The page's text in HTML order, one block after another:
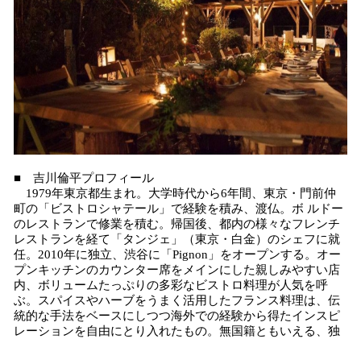
■ 吉川倫平プロフィール
1979年東京都生まれ。大学時代から6年間、東京・門前仲
町の「ビストロシャテール」で経験を積み、渡仏。ボ ルドー
のレストランで修業を積む。帰国後、都内の様々なフレンチ
レストランを経て「タンジェ」（東京・白金）のシェフに就
任。2010年に独立、渋谷に「Pignon」をオープンする。オー
プンキッチンのカウンター席をメインにした親しみやすい店
内、ボリュームたっぷりの多彩なビストロ料理が人気を呼
ぶ。スパイスやハーブをうまく活用したフランス料理は、伝
統的な手法をベースにしつつ海外での経験から得たインスピ
レーションを自由にとり入れたもの。無国籍ともいえる、独